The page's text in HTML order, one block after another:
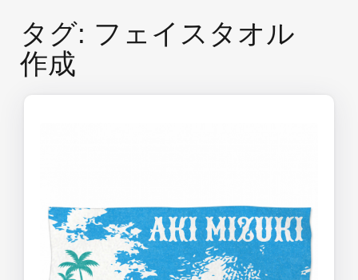
タグ: フェイスタオル
作成